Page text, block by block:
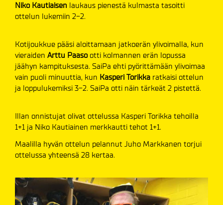
Niko Kautiaisen laukaus pienestä kulmasta tasoitti
ottelun lukemiin 2-2.
Kotijoukkue pääsi aloittamaan jatkoerän ylivoimalla, kun
vieraiden Arttu Paaso otti kolmannen erän lopussa
jäähyn kampituksesta. SaiPa ehti pyörittämään ylivoimaa
vain puoli minuuttia, kun Kasperi Torikka ratkaisi ottelun
ja loppulukemiksi 3-2. SaiPa otti näin tärkeät 2 pistettä.
Illan onnistujat olivat ottelussa Kasperi Torikka tehoilla
1+1 ja Niko Kautiainen merkkautti tehot 1+1.
Maalilla hyvän ottelun pelannut Juho Markkanen torjui
ottelussa yhteensä 28 kertaa.